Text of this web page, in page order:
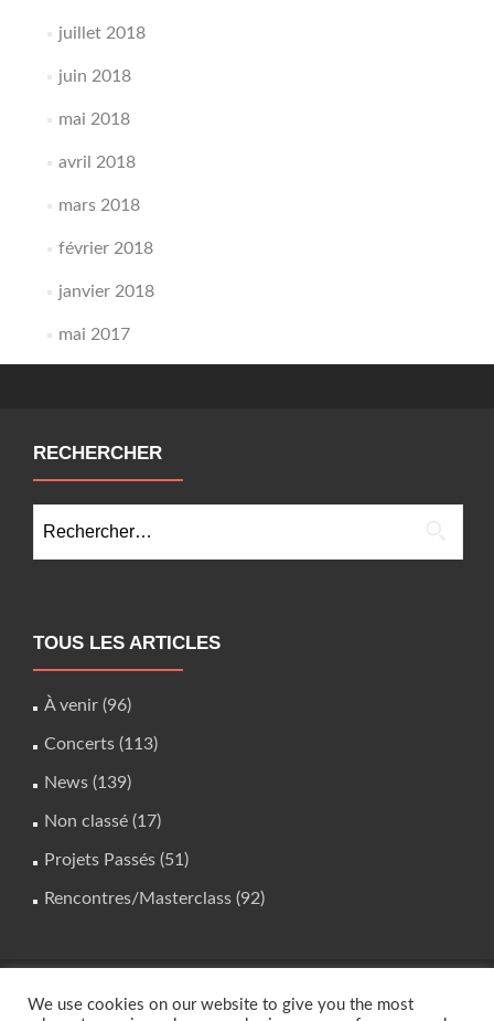
juillet 2018
juin 2018
mai 2018
avril 2018
mars 2018
février 2018
janvier 2018
mai 2017
RECHERCHER
TOUS LES ARTICLES
À venir (96)
Concerts (113)
News (139)
Non classé (17)
Projets Passés (51)
Rencontres/Masterclass (92)
studio.instrumental@gmail.com
We use cookies on our website to give you the most